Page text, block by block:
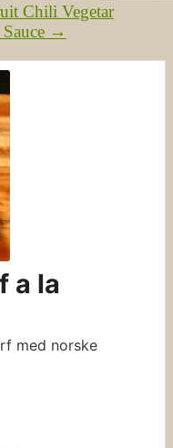
Chili Vegetar
→
a la
med norske